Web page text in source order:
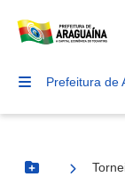
Prefeitura de
Botão Menu